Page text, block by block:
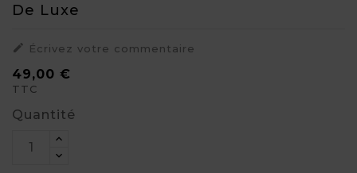
De Luxe
 Écrivez votre commentaire
49,00 €
TTC
Quantité